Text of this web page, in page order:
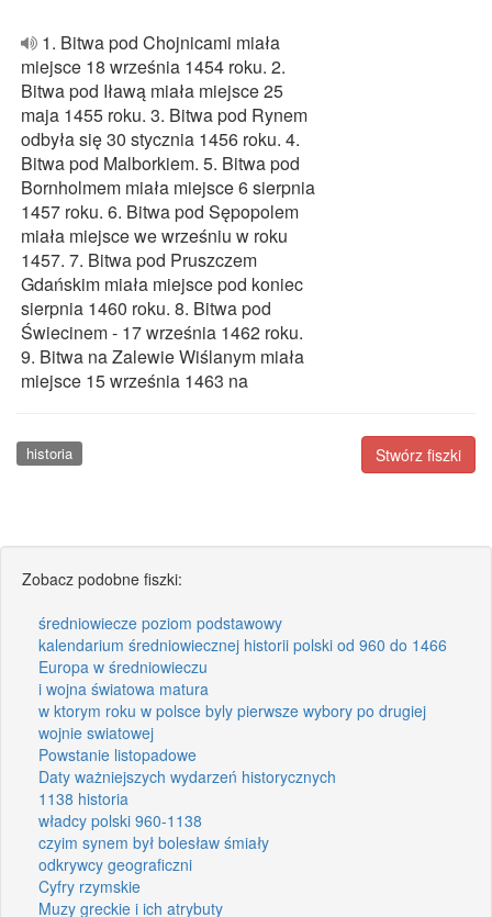
1. Bitwa pod Chojnicami miała
miejsce 18 września 1454 roku. 2.
Bitwa pod Iławą miała miejsce 25
maja 1455 roku. 3. Bitwa pod Rynem
odbyła się 30 stycznia 1456 roku. 4.
Bitwa pod Malborkiem. 5. Bitwa pod
Bornholmem miała miejsce 6 sierpnia
1457 roku. 6. Bitwa pod Sępopolem
miała miejsce we wrześniu w roku
1457. 7. Bitwa pod Pruszczem
Gdańskim miała miejsce pod koniec
sierpnia 1460 roku. 8. Bitwa pod
Świecinem - 17 września 1462 roku.
9. Bitwa na Zalewie Wiślanym miała
miejsce 15 września 1463 na
Stwórz fiszki
historia
Zobacz podobne fiszki:
średniowiecze poziom podstawowy
kalendarium średniowiecznej historii polski od 960 do 1466
Europa w średniowieczu
i wojna światowa matura
w ktorym roku w polsce byly pierwsze wybory po drugiej
wojnie swiatowej
Powstanie listopadowe
Daty ważniejszych wydarzeń historycznych
1138 historia
władcy polski 960-1138
czyim synem był bolesław śmiały
odkrywcy geograficzni
Cyfry rzymskie
Muzy greckie i ich atrybuty